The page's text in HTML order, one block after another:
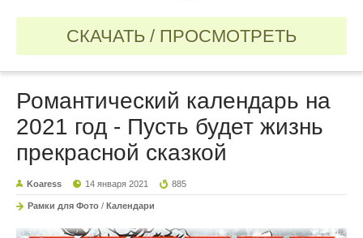
СКАЧАТЬ / ПРОСМОТРЕТЬ
Романтический календарь на
2021 год - Пусть будет жизнь
прекрасной сказкой
Koaress 14 января 2021 885
Рамки для Фото / Календари